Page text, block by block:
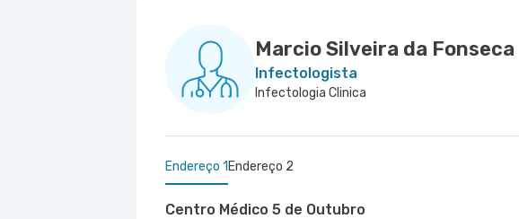
Marcio Silveira da Fonseca
Infectologista
Infectologia Clinica
Endereço 1 Endereço 2
Centro Médico 5 de Outubro